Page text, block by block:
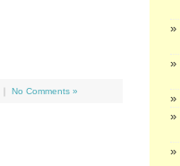
No Comments »